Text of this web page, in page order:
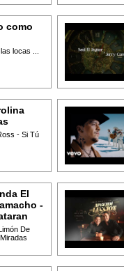
como
locas ...
- Si Tú
El
-
De